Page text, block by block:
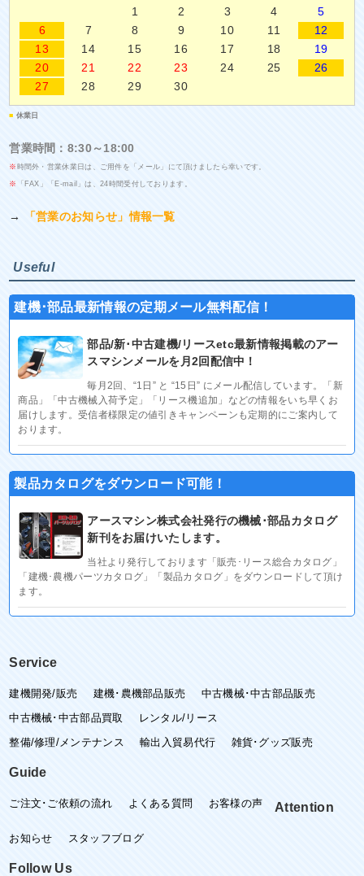
1
2 3 4
5
6
7 8 9 10 11
12
13
14 15 16 17 18
19
20
21 22 23 24 25
26
27
28 29 30
■ 休業日
営業時間：8:30～18:00
※ 時間外・営業休業日は、ご用件を「メール」にて頂けましたら幸いです。
※ 「FAX」「E-mail」は、24時間受付しております。
→ 「営業のお知らせ」情報一覧
Useful
建機･部品最新情報の定期メール無料配信！
部品/新･中古建機/リースetc最新情報掲載のアー
スマシンメールを月2回配信中！
毎月2回、“1日” と “15日” にメール配信しています。「新
商品」「中古機械入荷予定」「リース機追加」などの情報をいち早くお
届けします。受信者様限定の値引きキャンペーンも定期的にご案内して
おります。
製品カタログをダウンロード可能！
アースマシン株式会社発行の機械･部品カタログ
新刊をお届けいたします。
当社より発行しております「販売･リース総合カタログ」
「建機･農機パーツカタログ」「製品カタログ」をダウンロードして頂け
ます。
Service
建機開発/販売 建機･農機部品販売
中古機械･中古部品販売
中古機械･中古部品買取
レンタル/リース
整備/修理/メンテナンス
輸出入貿易代行 雑貨･グッズ販売
Guide
ご注文･ご依頼の流れ よくある質問 お客様の声 Attention
お知らせ スタッフブログ
Follow Us